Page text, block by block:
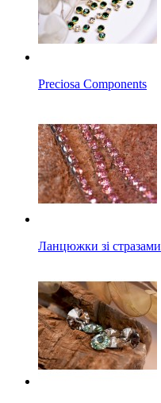
Preciosa Components
Ланцюжки зі стразами